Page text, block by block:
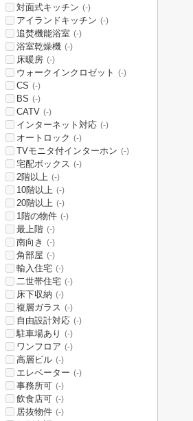
対面式キッチン (-)
アイランドキッチン (-)
追焚機能浴室 (-)
浴室乾燥機 (-)
床暖房 (-)
ウォークインクロゼット (-)
CS (-)
BS (-)
CATV (-)
インターネット対応 (-)
オートロック (-)
TVモニタ付インターホン (-)
宅配ボックス (-)
2階以上 (-)
10階以上 (-)
20階以上 (-)
1階の物件 (-)
最上階 (-)
南向き (-)
角部屋 (-)
輸入住宅 (-)
二世帯住宅 (-)
床下収納 (-)
複層ガラス (-)
自由設計対応 (-)
駐車場あり (-)
ワンフロア (-)
高層ビル (-)
エレベーター (-)
事務所可 (-)
飲食店可 (-)
居抜物件 (-)